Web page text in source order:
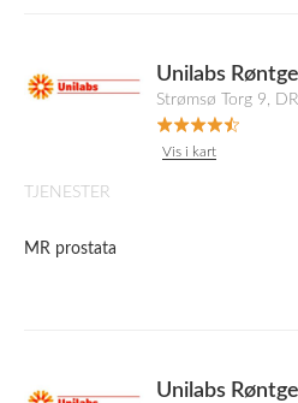
Unilabs
Strømsø Torg 9,
Vis i kart
TJENESTER
MR prostata
Unilabs